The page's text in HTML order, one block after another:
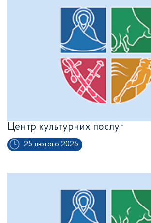
Центр культурних послуг
25 лютого 2026